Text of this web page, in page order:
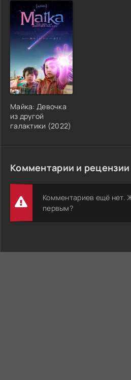
Майка: Девочка
из другой
галактики (2022)
Комментарии и рецензии
Комментариев ещё нет.
первым?